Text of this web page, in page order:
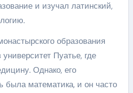
и изучал латинский,
образования
Пуатье, где
Однако, его
была математика, и он часто